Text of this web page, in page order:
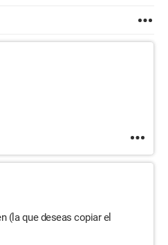
(la que deseas copiar el